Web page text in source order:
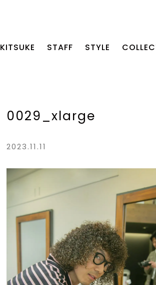
KITSUKE STAFF STYLE
0029_xlarge
2023.11.11